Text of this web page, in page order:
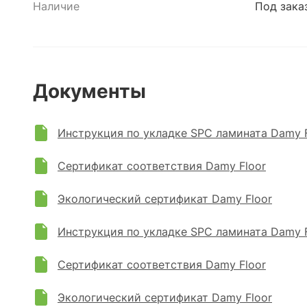
Наличие
Под
Документы
Инструкция по укладке SPC ламината Damy
Сертификат соответствия Damy Floor
Экологический сертификат Damy Floor
Инструкция по укладке SPC ламината Damy
Сертификат соответствия Damy Floor
Экологический сертификат Damy Floor